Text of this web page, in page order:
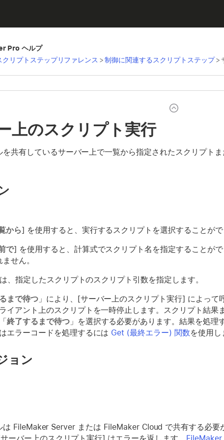
Pro ヘルプ
クリプトステップリファレンス >制御に関連するスクリプトステップ>
上のスクリプト実行
共有しているサーバー上で一覧から指定されたスクリプト
から] を使用すると、実行するスクリプトを選択することがで
で] を使用すると、計算式でスクリプト名を指定することが
ません。
、指定したスクリプトのスクリプト引数を指定します。
まで待つ」により、[サーバー上のスクリプト実行] によって
イアント上のスクリプトを一時停止します。スクリプト結
終了するまで待つ」を選択する必要があります。結果を処理
エラーコードを処理するには Get (最終エラー) 関数を使用し
ョン
は FileMaker Server または FileMaker Cloud で共有する必要